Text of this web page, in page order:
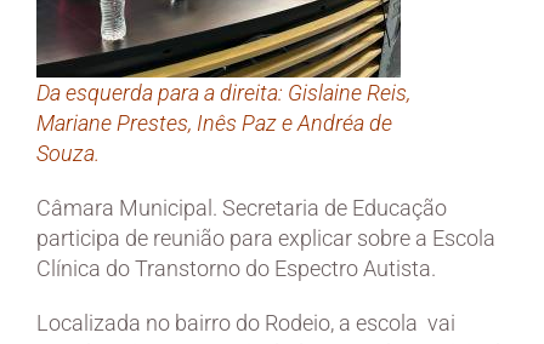
Da esquerda para a direita: Gislaine Reis,
Mariane Prestes, Inês Paz e Andréa de
Souza.
Câmara Municipal. Secretaria de Educação
participa de reunião para explicar sobre a Escola
Clínica do Transtorno do Espectro Autista.
Localizada no bairro do Rodeio, a escola vai